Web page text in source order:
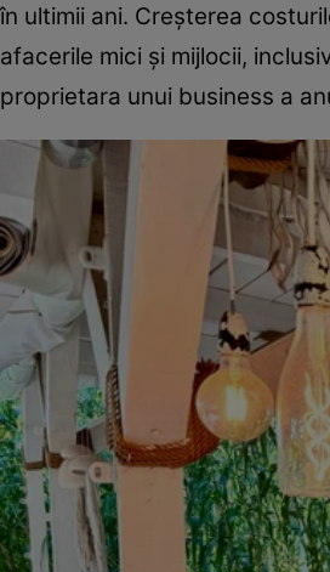
în ultimii ani. Creșterea
afacerile mici și mijlocii,
proprietara unui business a